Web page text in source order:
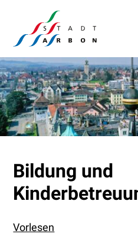
Navigieren
Schnellnavigation
Bildung und
Vorlesen